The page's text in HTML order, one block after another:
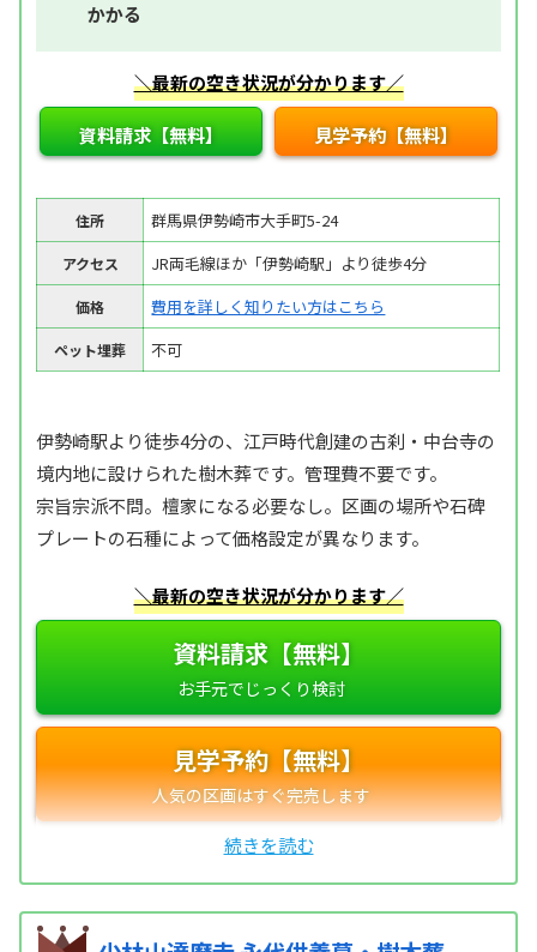
かかる
＼最新の空き状況が分かります／
資料請求【無料】 見学予約【無料】
住所 群馬県伊勢崎市大手町5-24
アクセス JR両毛線ほか「伊勢崎駅」より徒歩4分
価格 費用を詳しく知りたい方はこちら
ペット埋葬 不可
伊勢崎駅より徒歩4分の、江戸時代創建の古刹・中台寺の
境内地に設けられた樹木葬です。管理費不要です。
宗旨宗派不問。檀家になる必要なし。区画の場所や石碑
プレートの石種によって価格設定が異なります。
＼最新の空き状況が分かります／
資料請求【無料】
見学予約【無料】